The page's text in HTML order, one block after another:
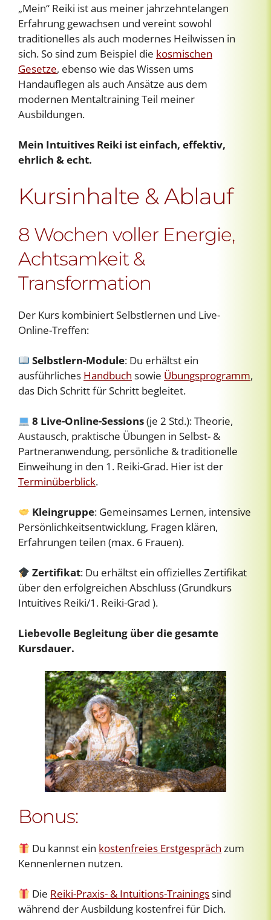
„Mein“ Reiki ist aus meiner jahrzehntelangen
Erfahrung gewachsen und vereint sowohl
traditionelles als auch modernes Heilwissen in
sich. So sind zum Beispiel die kosmischen
Gesetze, ebenso wie das Wissen ums
Handauflegen als auch Ansätze aus dem
modernen Mentaltraining Teil meiner
Ausbildungen.
Mein Intuitives Reiki ist einfach, effektiv,
ehrlich & echt.
Kursinhalte & Ablauf
8 Wochen voller Energie,
Achtsamkeit &
Transformation
Der Kurs kombiniert Selbstlernen und Live-
Online-Treffen:
Selbstlern-Module: Du erhältst ein
ausführliches Handbuch sowie Übungsprogramm,
das Dich Schritt für Schritt begleitet.
8 Live-Online-Sessions(je 2 Std.): Theorie,
Austausch, praktische Übungen in Selbst- &
Partneranwendung, persönliche & traditionelle
Einweihung in den 1. Reiki-Grad. Hier ist der
Terminüberblick.
Kleingruppe: Gemeinsames Lernen, intensive
Persönlichkeitsentwicklung, Fragen klären,
Erfahrungen teilen (max. 6 Frauen).
Zertifikat: Du erhältst ein offizielles Zertifikat
über den erfolgreichen Abschluss (Grundkurs
Intuitives Reiki/1. Reiki-Grad ).
Liebevolle Begleitung über die gesamte
Kursdauer.
Bonus:
Du kannst ein kostenfreies Erstgespräch zum
Kennenlernen nutzen.
Die Reiki-Praxis- & Intuitions-Trainingssind
während der Ausbildung kostenfrei für Dich.